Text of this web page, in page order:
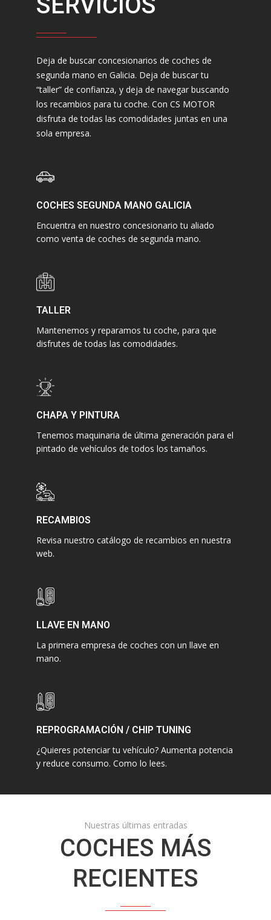
Deja de buscar concesionarios de coches de
segunda mano en Galicia. Deja de buscar tu
“taller” de confianza, y deja de navegar buscando
los recambios para tu coche. Con CS MOTOR
disfruta de todas las comodidades juntas en una
sola empresa.
COCHES SEGUNDA MANO GALICIA
Encuentra en nuestro concesionario tu aliado
como venta de coches de segunda mano.
TALLER
Mantenemos y reparamos tu coche, para que
disfrutes de todas las comodidades.
CHAPA Y PINTURA
Tenemos maquinaria de última generación para el
pintado de vehículos de todos los tamaños.
RECAMBIOS
Revisa nuestro catálogo de recambios en nuestra
web.
LLAVE EN MANO
La primera empresa de coches con un llave en
mano.
REPROGRAMACIÓN / CHIP TUNING
¿Quieres potenciar tu vehículo? Aumenta potencia
y reduce consumo. Como lo lees.
Nuestras últimas entradas
COCHES MÁS
RECIENTES